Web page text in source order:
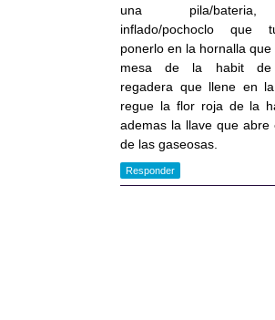
una pila/
inflado/pochoclo que
ponerlo en la hornalla que
mesa de la habit
regadera que llene en
regue la flor roja de la
ademas la llave que abre
de las gaseosas.
Responder